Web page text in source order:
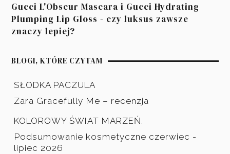
Gucci L'Obscur Mascara i Gucci Hydrating
Plumping Lip Gloss - czy luksus zawsze
znaczy lepiej?
BLOGI, KTÓRE CZYTAM
SŁODKA PACZULA
Zara Gracefully Me – recenzja
KOLOROWY ŚWIAT MARZEŃ.
Podsumowanie kosmetyczne czerwiec -
lipiec 2026